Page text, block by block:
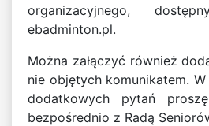
organizacyjnego,
ebadminton.pl.
Można załączyć również
nie objętych komunikatem.
dodatkowych pytań
bezpośrednio z Radą